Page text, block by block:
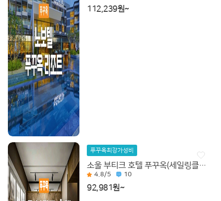
112,239원~
푸꾸옥최강가성비
소울 부티크 호텔 푸꾸옥(세일링클럽 시그니처리조트에서 운영)
4.8/5 10
92,981원~